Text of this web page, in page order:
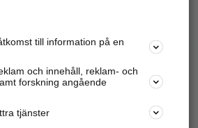
och platser.
adresser, företagsinfo mm.
Marknadsför företaget
till information på en
och innehåll, reklam- och
forskning angående
tjänster